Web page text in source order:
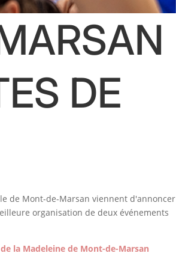
DE
de Mont-de-Marsan viennent d'annoncer
organisation de deux événements
la Madeleine de Mont-de-Marsan